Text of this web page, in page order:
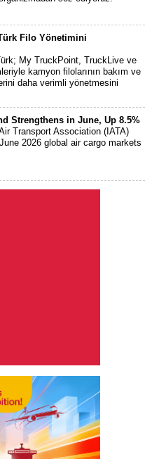
Filo Yönetimini
My TruckPoint, TruckLive ve
kamyon filolarının bakım ve
daha verimli yönetmesini
Strengthens in June, Up 8.5%
Transport Association (IATA)
2026 global air cargo markets